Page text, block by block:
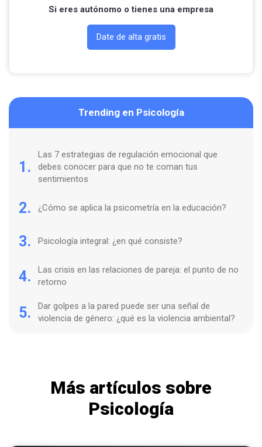
Si eres autónomo o tienes una empresa
Date de alta gratis
Trending en Psicología
1.
Las 7 estrategias de regulación emocional que
debes conocer para que no te coman tus
sentimientos
2. ¿Cómo se aplica la psicometría en la educación?
3. Psicología integral: ¿en qué consiste?
4.
Las crisis en las relaciones de pareja: el punto de no
retorno
5.
Dar golpes a la pared puede ser una señal de
violencia de género: ¿qué es la violencia ambiental?
Más artículos sobre
Psicología